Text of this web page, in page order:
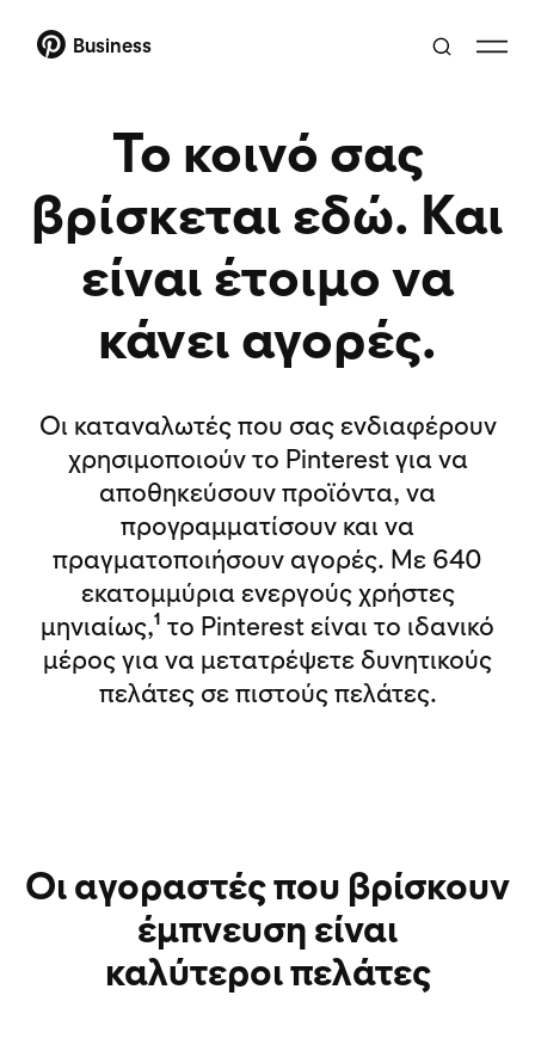
Business
Το κοινό σας
βρίσκεται εδώ. Και
είναι έτοιμο να
κάνει αγορές.
Οι καταναλωτές που σας ενδιαφέρουν
χρησιμοποιούν το Pinterest για να
αποθηκεύσουν προϊόντα, να
προγραμματίσουν και να
πραγματοποιήσουν αγορές. Με 640
εκατομμύρια ενεργούς χρήστες
μηνιαίως,1 το Pinterest είναι το ιδανικό
μέρος για να μετατρέψετε δυνητικούς
πελάτες σε πιστούς πελάτες.
Οι αγοραστές που βρίσκουν
έμπνευση είναι
καλύτεροι πελάτες